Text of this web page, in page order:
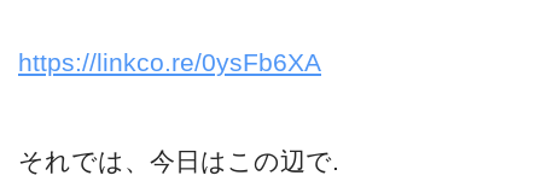
https://linkco.re/0ysFb6XA
それでは、今日はこの辺で.